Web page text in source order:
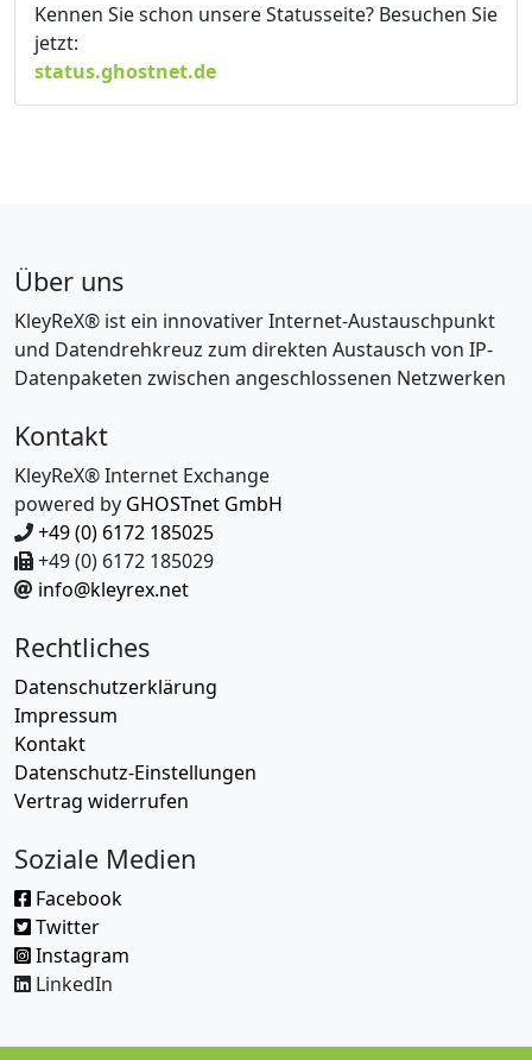
Kennen Sie schon unsere Statusseite? Besuchen Sie
jetzt:
status.ghostnet.de
Über uns
KleyReX® ist ein innovativer Internet-Austauschpunkt
und Datendrehkreuz zum direkten Austausch von IP-
Datenpaketen zwischen angeschlossenen Netzwerken
Kontakt
KleyReX® Internet Exchange
powered by GHOSTnet GmbH
+49 (0) 6172 185025
+49 (0) 6172 185029
info@kleyrex.net
Rechtliches
Datenschutzerklärung
Impressum
Kontakt
Datenschutz-Einstellungen
Vertrag widerrufen
Soziale Medien
Facebook
Twitter
Instagram
LinkedIn